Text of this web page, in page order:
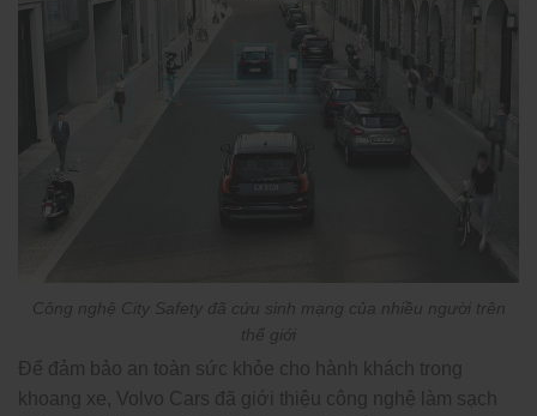
Công nghệ City Safety đã cứu sinh mạng của nhiều người trên
thế giới
Để đảm bảo an toàn sức khỏe cho hành khách trong
khoang xe, Volvo Cars đã giới thiệu công nghệ làm sạch